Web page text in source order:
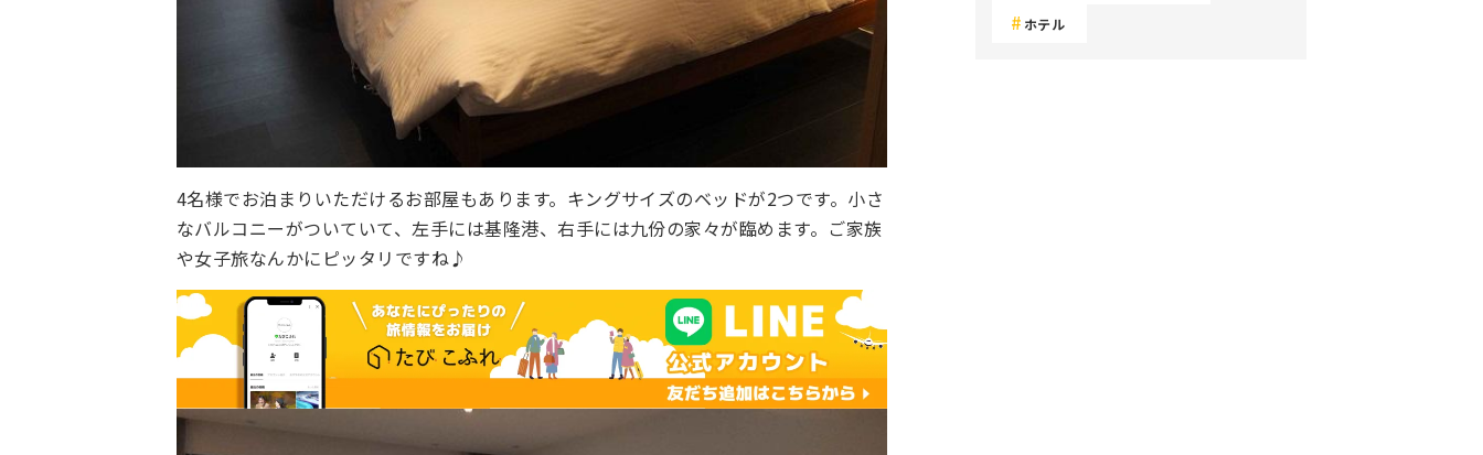
4名様でお泊まりいただけるお部屋もあります。キングサイズのベッドが2つです。小さ
なバルコニーがついていて、左手には基隆港、右手には九份の家々が臨めます。ご家族
や女子旅なんかにピッタリですね♪
ホテル